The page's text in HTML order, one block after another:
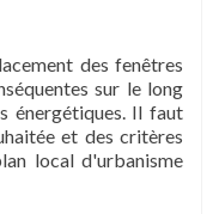
des fenêtres
sur le long
énergétiques. Il faut
et des critères
local d'urbanisme